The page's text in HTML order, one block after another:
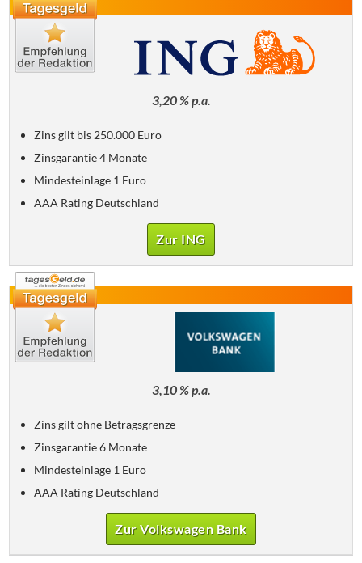
3,20 % p.a.
Zins gilt bis 250.000 Euro
Zinsgarantie 4 Monate
Mindesteinlage 1 Euro
AAA Rating Deutschland
Zur ING
3,10 % p.a.
Zins gilt ohne Betragsgrenze
Zinsgarantie 6 Monate
Mindesteinlage 1 Euro
AAA Rating Deutschland
Zur Volkswagen Bank